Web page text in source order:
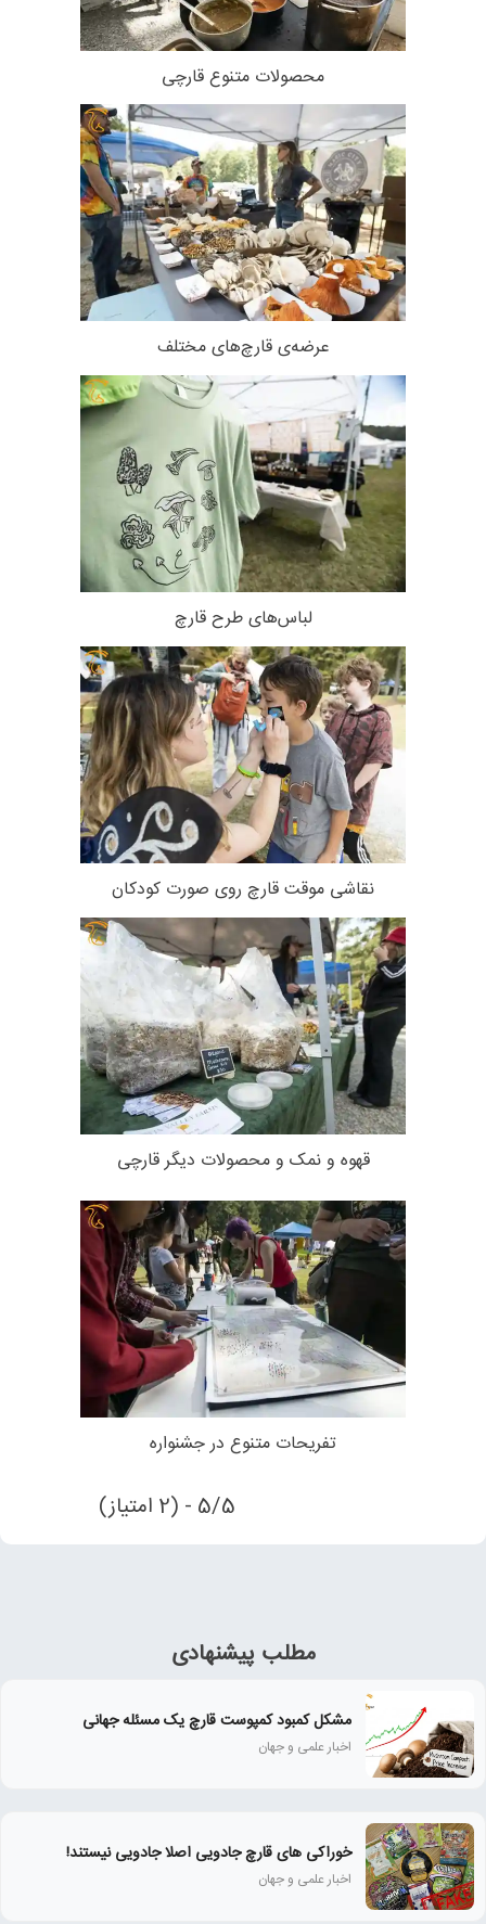
محصولات متنوع قارچی
عرضه‌ی قارچ‌های مختلف
لباس‌های طرح قارچ
نقاشی موقت قارچ روی صورت کودکان
قهوه و نمک و محصولات دیگر قارچی
تفریحات متنوع در جشنواره
5/5 - (2 امتیاز)
مطلب پیشنهادی
مشکل کمبود کمپوست قارچ یک مسئله جهانی
اخبار علمی و جهان
خوراکی های قارچ جادویی اصلا جادویی نیستند!
اخبار علمی و جهان